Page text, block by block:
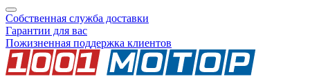
Собственная служба доставки
Гарантии для вас
Пожизненная поддержка клиентов